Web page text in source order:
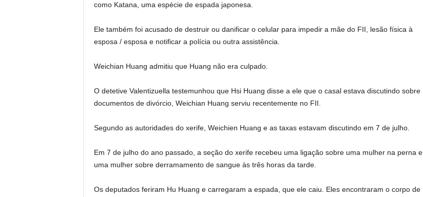
como Katana, uma espécie de espada japonesa.
Ele também foi acusado de destruir ou danificar o celular para impedir a mãe do FII, lesão física à
esposa / esposa e notificar a polícia ou outra assistência.
Weichian Huang admitiu que Huang não era culpado.
O detetive Valentizuella testemunhou que Hsi Huang disse a ele que o casal estava discutindo sobre
documentos de divórcio, Weichian Huang serviu recentemente no FII.
Segundo as autoridades do xerife, Weichien Huang e as taxas estavam discutindo em 7 de julho.
Em 7 de julho do ano passado, a seção do xerife recebeu uma ligação sobre uma mulher na perna e
uma mulher sobre derramamento de sangue às três horas da tarde.
Os deputados feriram Hu Huang e carregaram a espada, que ele caiu. Eles encontraram o corpo de